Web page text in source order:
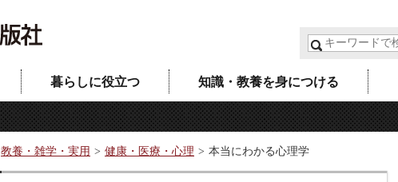
暮らしに役立つ 知識・教養を身につける
教養・雑学・実用 健康・医療・心理 本当にわかる心理学